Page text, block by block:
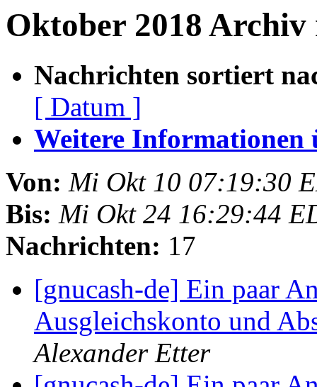
Oktober 2018
Nachrichten sortiert
[ Datum ]
Weitere Informationen
Von: Mi Okt 10 07:19:30
Bis: Mi Okt 24 16:29:44
Nachrichten: 17
[gnucash-de] Ein paar
Ausgleichskonto und
Alexander Etter